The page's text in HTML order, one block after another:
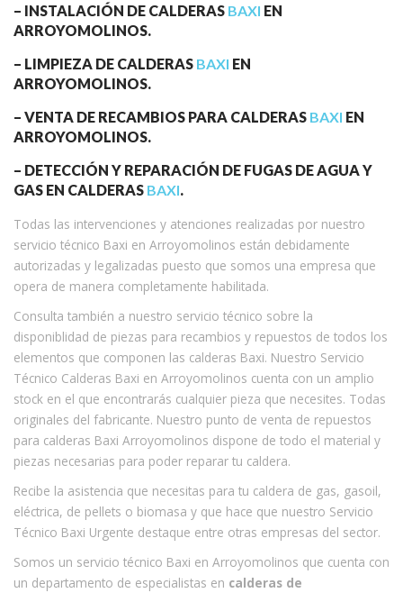
– INSTALACIÓN DE CALDERAS BAXI EN
ARROYOMOLINOS.
– LIMPIEZA DE CALDERAS BAXI EN
ARROYOMOLINOS.
– VENTA DE RECAMBIOS PARA CALDERAS BAXI EN
ARROYOMOLINOS.
– DETECCIÓN Y REPARACIÓN DE FUGAS DE AGUA Y
GAS EN CALDERAS BAXI.
Todas las intervenciones y atenciones realizadas por nuestro
servicio técnico Baxi en Arroyomolinos están debidamente
autorizadas y legalizadas puesto que somos una empresa que
opera de manera completamente habilitada.
Consulta también a nuestro servicio técnico sobre la
disponiblidad de piezas para recambios y repuestos de todos los
elementos que componen las calderas Baxi. Nuestro Servicio
Técnico Calderas Baxi en Arroyomolinos cuenta con un amplio
stock en el que encontrarás cualquier pieza que necesites. Todas
originales del fabricante. Nuestro punto de venta de repuestos
para calderas Baxi Arroyomolinos dispone de todo el material y
piezas necesarias para poder reparar tu caldera.
Recibe la asistencia que necesitas para tu caldera de gas, gasoil,
eléctrica, de pellets o biomasa y que hace que nuestro Servicio
Técnico Baxi Urgente destaque entre otras empresas del sector.
Somos un servicio técnico Baxi en Arroyomolinos que cuenta con
un departamento de especialistas en calderas de